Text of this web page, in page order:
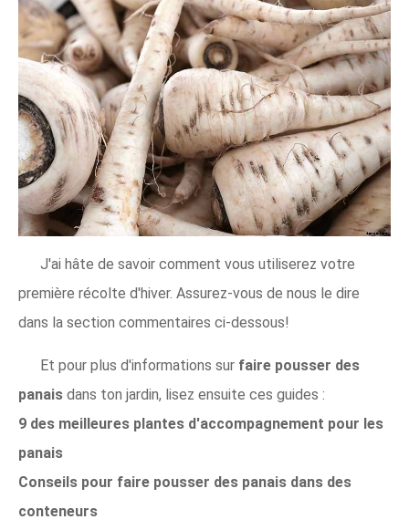
J'ai hâte de savoir comment vous utiliserez votre
première récolte d'hiver. Assurez-vous de nous le dire
dans la section commentaires ci-dessous!
Et pour plus d'informations sur faire pousser des
panais dans ton jardin, lisez ensuite ces guides :
9 des meilleures plantes d'accompagnement pour les
panais
Conseils pour faire pousser des panais dans des
conteneurs